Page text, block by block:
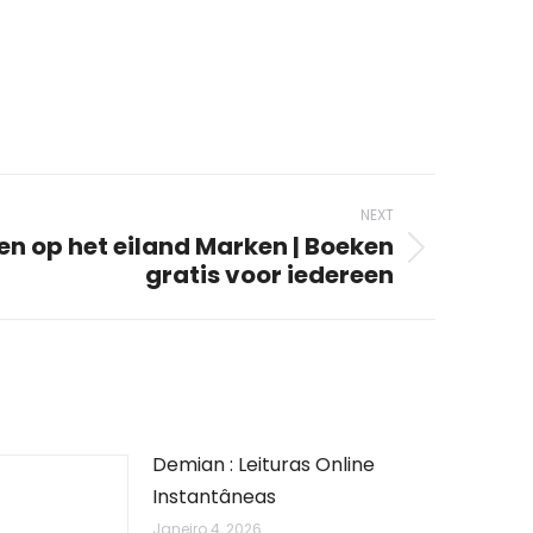
NEXT
op het eiland Marken | Boeken
gratis voor iedereen
Demian : Leituras Online
Instantâneas
Janeiro 4, 2026